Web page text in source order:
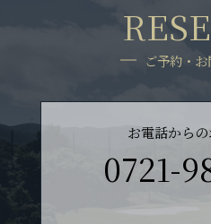
ご予約・
お電話から
0721-